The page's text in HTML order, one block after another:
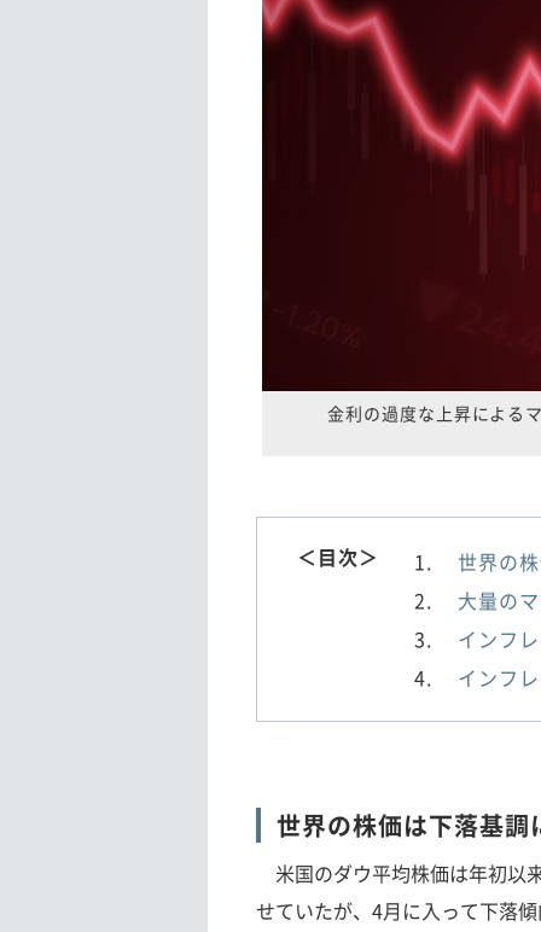
金利の過度な上昇による
＜目次＞
世界の
大量の
インフ
インフ
世界の株価は下落基調
米国のダウ平均株価は年初以
せていたが、4月に入って下落